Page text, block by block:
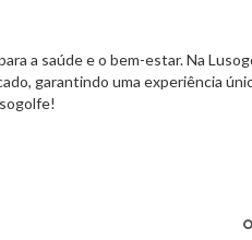
a saúde e o bem-estar. Na
garantindo uma experiência